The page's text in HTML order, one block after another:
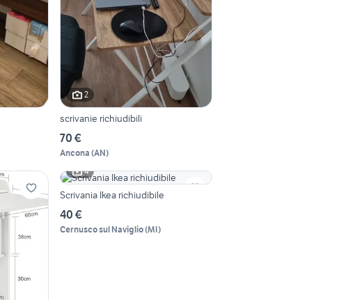
2
scrivanie richiudibili
70 €
Ancona (AN)
4
Scrivania Ikea richiudibile
40 €
Cernusco sul Naviglio(MI)